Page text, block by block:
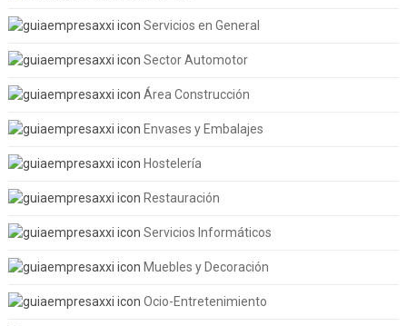
Servicios en General
Sector Automotor
Área Construcción
Envases y Embalajes
Hostelería
Restauración
Servicios Informáticos
Muebles y Decoración
Ocio-Entretenimiento